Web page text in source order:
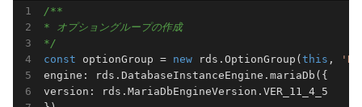
/**
* オプショングループの作成
*/
const optionGroup = new rds.OptionGroup(this ,
engine: rds.DatabaseInstanceEngine.mariaDb({
version: rds.MariaDbEngineVersion.VER_11_4_5